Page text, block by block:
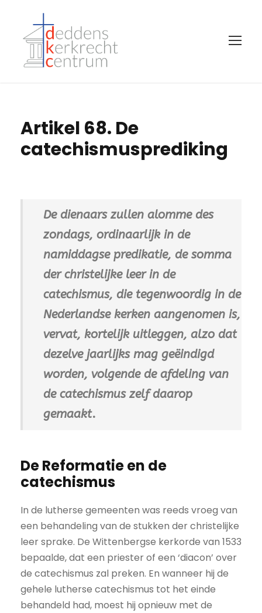
Artikel 68. De
catechismusprediking
De dienaars zullen alomme des
zondags, ordinaarlijk in de
namiddagse predikatie, de somma
der christelijke leer in de
catechismus, die tegenwoordig in de
Nederlandse kerken aangenomen is,
vervat, kortelijk uitleggen, alzo dat
dezelve jaarlijks mag geëindigd
worden, volgende de afdeling van
de catechismus zelf daarop
gemaakt.
De Reformatie en de
catechismus
In de lutherse gemeenten was reeds vroeg van
een behandeling van de stukken der christelijke
leer sprake. De Wittenbergse kerkorde van 1533
bepaalde, dat een priester of een ‘diacon’ over
de catechismus zal preken. En wanneer hij de
gehele lutherse catechismus tot het einde
behandeld had, moest hij opnieuw met de